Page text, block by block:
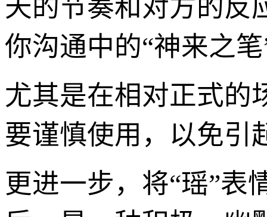
天的节奏和对方的反
你沟通中的“神来之
尤其是在相对正式的
要谨慎使用，以免引
更进一步，将“瑶”表